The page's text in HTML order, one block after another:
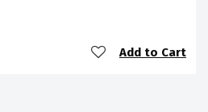
Add to Cart